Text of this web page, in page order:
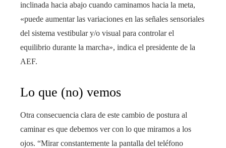
inclinada hacia abajo cuando caminamos hacia la meta,
«puede aumentar las variaciones en las señales sensoriales
del sistema vestibular y/o visual para controlar el
equilibrio durante la marcha», indica el presidente de la
AEF.
Lo que (no) vemos
Otra consecuencia clara de este cambio de postura al
caminar es que debemos ver con lo que miramos a los
ojos. “Mirar constantemente la pantalla del teléfono